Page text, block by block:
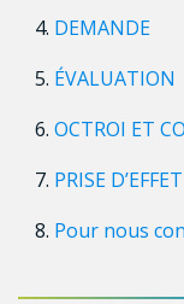
DEMANDE
ÉVALUATION
OCTROI ET
PRISE D’EFFET
Pour nous